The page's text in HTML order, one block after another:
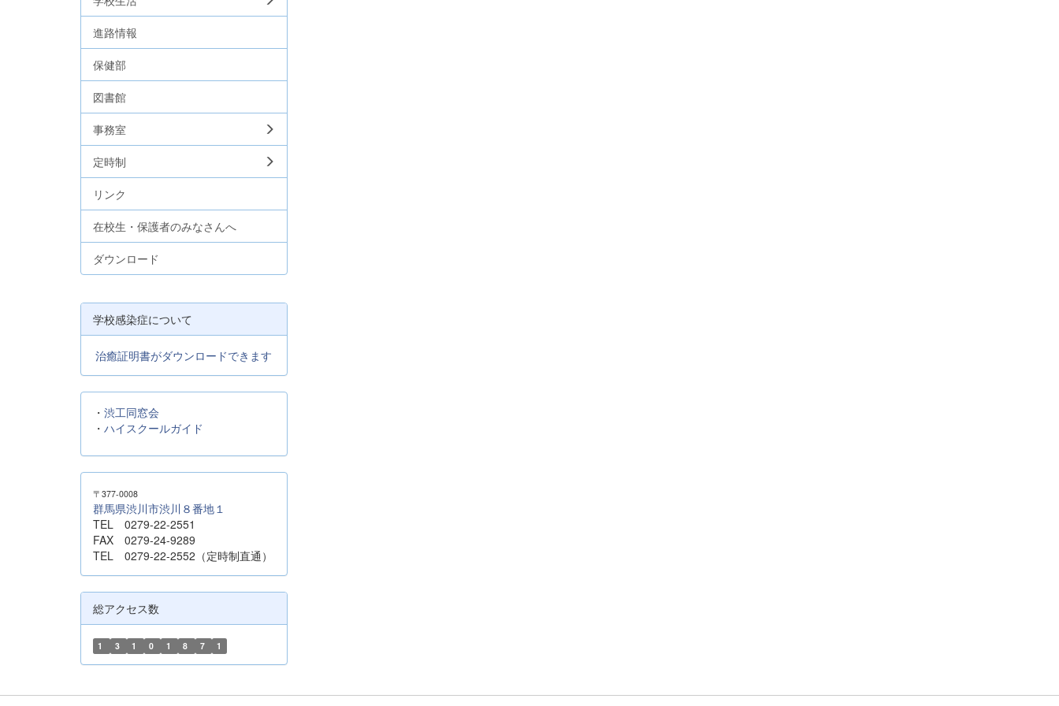
進路情報
保健部
図書館
事務室
定時制
リンク
在校生・保護者のみなさんへ
ダウンロード
学校感染症について
治癒証明書がダウンロードできます
・ 渋工同窓会
・ ハイスクールガイド
〒377-0008
群馬県渋川市渋川８番地１
TEL 0279-22-2551
FAX 0279-24-9289
TEL 0279-22-2552（定時制直通）
総アクセス数
1 3 1 0 1 8 7 1